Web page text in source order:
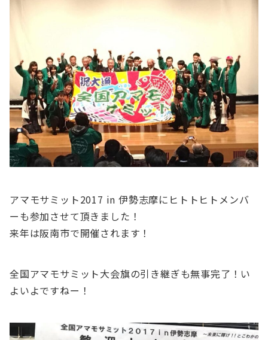
アマモサミット2017 in 伊勢志摩にヒトトヒトメンバ
ーも参加させて頂きました！
来年は阪南市で開催されます！
全国アマモサミット大会旗の引き継ぎも無事完了！い
よいよですねー！